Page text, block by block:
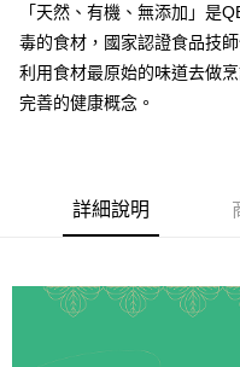
2.付款方式選擇「大哥付你分期
流程，驗證手機門號後，選擇欲
成交易。
3.實際核准額度、可分期數及費
4.訂單成立30分鐘內，如未前往
醒簡訊。
【注意事項】
1.本服務係由「台灣大哥大股份
買賣價金債權讓與本公司後，依
相關說明
【關於「AFTEE先享後付」】
AFTEE先享後付是「在收到商
便利好安心！
１．簡單：不需註冊會員、不需
１．於結帳方式選擇「AFTEE
結帳頁面，進行簡訊認證並確認
ATM／網路銀行／等多元方式進
冷凍7-11取貨(快速到店)
冷凍宅配-本島
「天然、有機、無添加」是
毒的食材，國家認證食品技
利用食材最原始的味道去做
完善的健康概念。
詳細說明